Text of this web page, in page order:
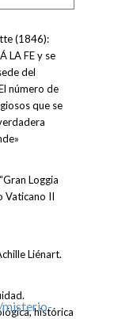
(1846):
LA FE y se
del
número de
que se
Loggia
Vaticano II
Liénart.
histórica